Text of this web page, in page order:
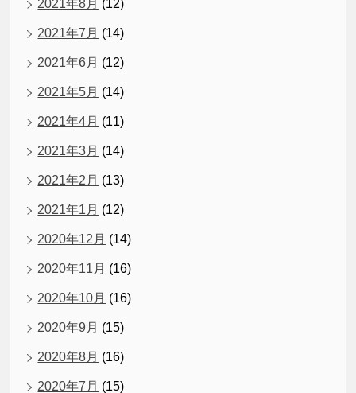
2021年8月 (12)
2021年7月 (14)
2021年6月 (12)
2021年5月 (14)
2021年4月 (11)
2021年3月 (14)
2021年2月 (13)
2021年1月 (12)
2020年12月 (14)
2020年11月 (16)
2020年10月 (16)
2020年9月 (15)
2020年8月 (16)
2020年7月 (15)